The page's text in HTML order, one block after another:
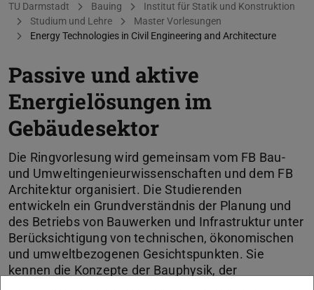
Sie befinden sich hier:
TU Darmstadt Bauing
Institut für Statik und Konstruktion
Studium und Lehre
Master Vorlesungen
Energy Technologies in Civil Engineering and Architecture
Passive und aktive
Energielösungen im
Gebäudesektor
Die Ringvorlesung wird gemeinsam vom FB Bau-
und Umweltingenieurwissenschaften und dem FB
Architektur organisiert. Die Studierenden
entwickeln ein Grundverständnis der Planung und
des Betriebs von Bauwerken und Infrastruktur unter
Berücksichtigung von technischen, ökonomischen
und umweltbezogenen Gesichtspunkten. Sie
kennen die Konzepte der Bauphysik, der